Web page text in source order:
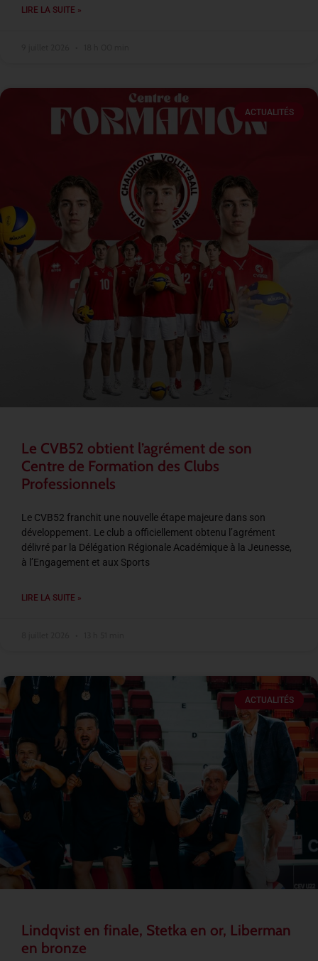
LIRE LA SUITE »
ACTUALITÉS
Le CVB52 obtient l’agrément de son
Centre de Formation des Clubs
Professionnels
Le CVB52 franchit une nouvelle étape majeure dans son
développement. Le club a officiellement obtenu l’agrément
délivré par la Délégation Régionale Académique à la Jeunesse,
à l’Engagement et aux Sports
LIRE LA SUITE »
ACTUALITÉS
Lindqvist en finale, Stetka en or, Liberman
en bronze